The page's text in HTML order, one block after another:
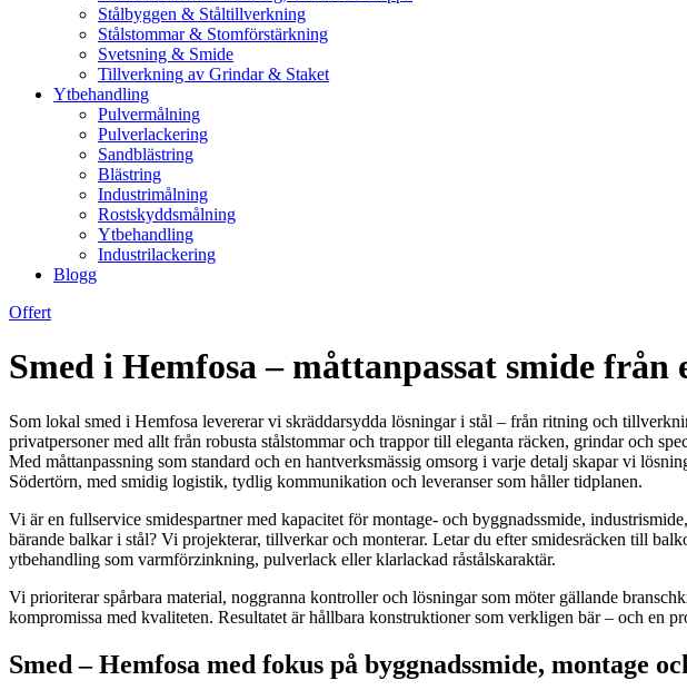
Stålbyggen & Ståltillverkning
Stålstommar & Stomförstärkning
Svetsning & Smide
Tillverkning av Grindar & Staket
Ytbehandling
Pulvermålning
Pulverlackering
Sandblästring
Blästring
Industrimålning
Rostskyddsmålning
Ytbehandling
Industrilackering
Blogg
Offert
Smed i Hemfosa – måttanpassat smide från
Som lokal smed i Hemfosa levererar vi skräddarsydda lösningar i stål – från ritning och
privatpersoner med allt från robusta stålstommar och trappor till eleganta räcken, grindar och
Med måttanpassning som standard och en hantverksmässig omsorg i varje detalj skapar vi
Södertörn, med smidig logistik, tydlig kommunikation och leveranser som håller tidplanen.
Vi är en fullservice smidespartner med kapacitet för montage- och byggnadssmide,
bärande balkar i stål? Vi projekterar, tillverkar och monterar. Letar du efter smidesräcken till
ytbehandling som varmförzinkning, pulverlack eller klarlackad råstålskaraktär.
Vi prioriterar spårbara material, noggranna kontroller och lösningar som möter gällande
kompromissa med kvaliteten. Resultatet är hållbara konstruktioner som verkligen bär – och en
Smed – Hemfosa med fokus på byggnadssmide, montage